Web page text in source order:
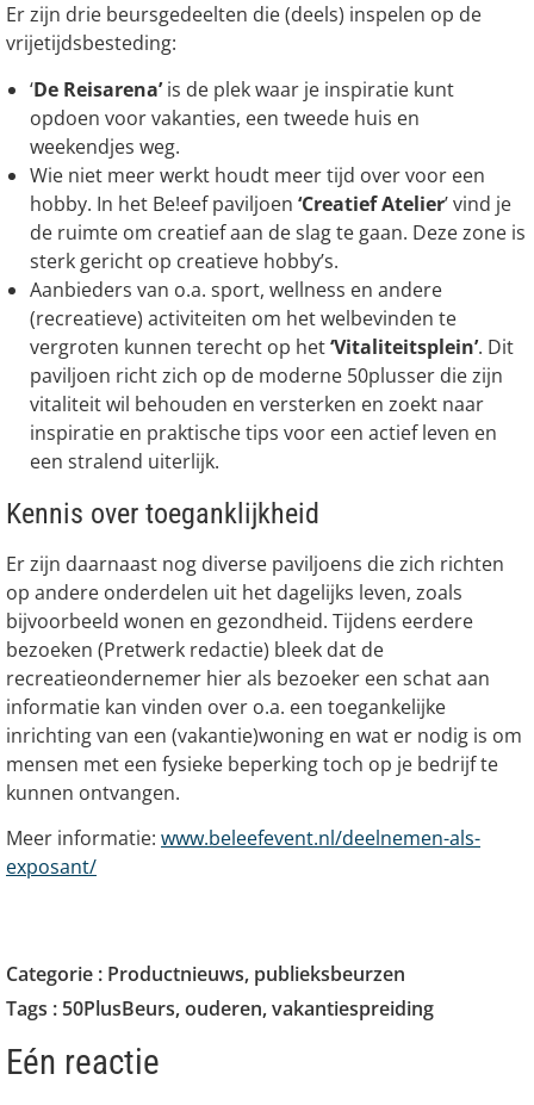
Er zijn drie beursgedeelten die (deels) inspelen op de
vrijetijdsbesteding:
‘De Reisarena’is de plek waar je inspiratie kunt
opdoen voor vakanties, een tweede huis en
weekendjes weg.
Wie niet meer werkt houdt meer tijd over voor een
hobby. In het Be!eef paviljoen ‘Creatief Atelier’ vind je
de ruimte om creatief aan de slag te gaan. Deze zone is
sterk gericht op creatieve hobby’s.
Aanbieders van o.a. sport, wellness en andere
(recreatieve) activiteiten om het welbevinden te
vergroten kunnen terecht op het‘Vitaliteitsplein’. Dit
paviljoen richt zich op de moderne 50plusser die zijn
vitaliteit wil behouden en versterken en zoekt naar
inspiratie en praktische tips voor een actief leven en
een stralend uiterlijk.
Kennis over toeganklijkheid
Er zijn daarnaast nog diverse paviljoens die zich richten
op andere onderdelen uit het dagelijks leven, zoals
bijvoorbeeld wonen en gezondheid. Tijdens eerdere
bezoeken (Pretwerk redactie) bleek dat de
recreatieondernemer hier als bezoeker een schat aan
informatie kan vinden over o.a. een toegankelijke
inrichting van een (vakantie)woning en wat er nodig is om
mensen met een fysieke beperking toch op je bedrijf te
kunnen ontvangen.
Meer informatie: www.beleefevent.nl/deelnemen-als-
exposant/
Categorie : Productnieuws, publieksbeurzen
Tags : 50PlusBeurs,ouderen,vakantiespreiding
Eén reactie